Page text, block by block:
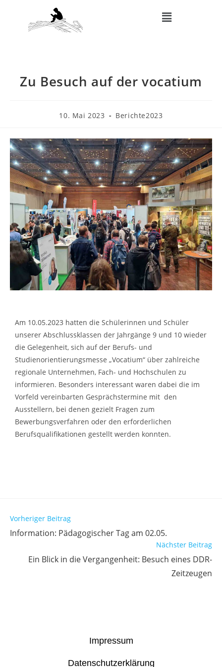
Zu Besuch auf der vocatium
10. Mai 2023 Berichte2023
Am 10.05.2023 hatten die Schülerinnen und Schüler
unserer Abschlussklassen der Jahrgänge 9 und 10 wieder
die Gelegenheit, sich auf der Berufs- und
Studienorientierungsmesse „Vocatium“ über zahlreiche
regionale Unternehmen, Fach- und Hochschulen zu
informieren. Besonders interessant waren dabei die im
Vorfeld vereinbarten Gesprächstermine mit den
Ausstellern, bei denen gezielt Fragen zum
Bewerbungsverfahren oder den erforderlichen
Berufsqualifikationen gestellt werden konnten.
Vorheriger Beitrag
Information: Pädagogischer Tag am 02.05.
Nächster Beitrag
Ein Blick in die Vergangenheit: Besuch eines DDR-
Zeitzeugen
Impressum
Datenschutzerklärung